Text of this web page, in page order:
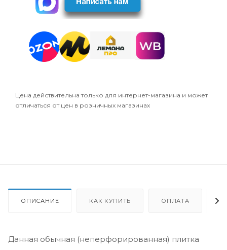
Цена действительна только для интернет-магазина и может
отличаться от цен в розничных магазинах
ОПИСАНИЕ КАК КУПИТЬ ОПЛАТА
Данная обычная (неперфорированная) плитка